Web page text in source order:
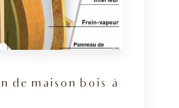
de maison bois à